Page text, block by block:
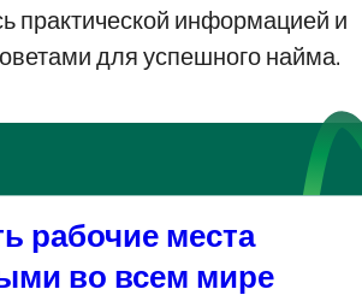
практической информацией и
для успешного найма.
рабочие места
во всем мире